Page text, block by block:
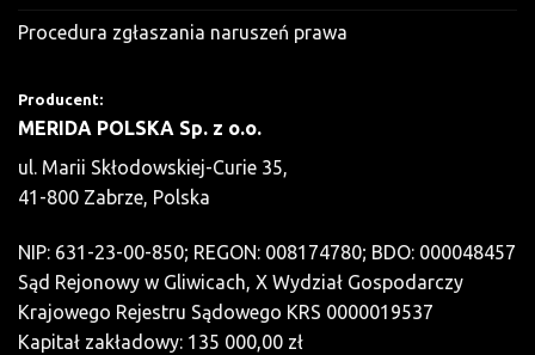
Procedura zgłaszania naruszeń prawa
Producent:
MERIDA POLSKA Sp. z o.o.
ul. Marii Skłodowskiej-Curie 35,
41-800 Zabrze, Polska
NIP: 631-23-00-850; REGON: 008174780; BDO: 000048457
Sąd Rejonowy w Gliwicach, X Wydział Gospodarczy
Krajowego Rejestru Sądowego KRS 0000019537
Kapitał zakładowy: 135 000,00 zł